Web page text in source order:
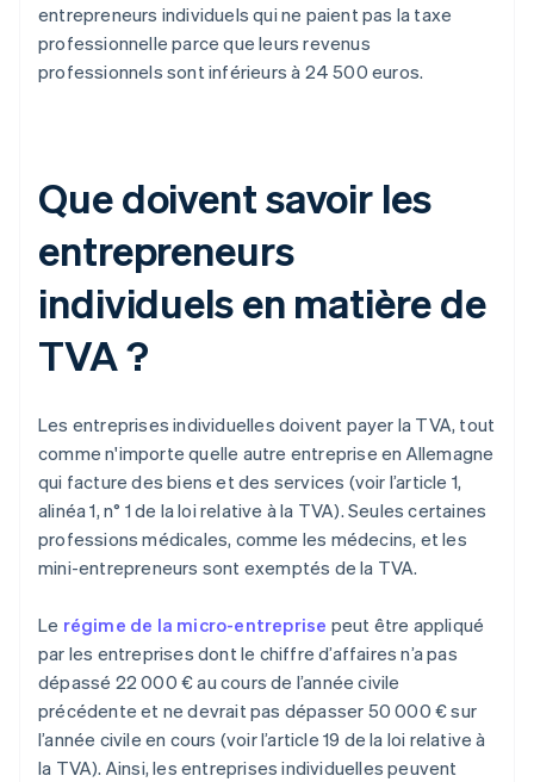
entrepreneurs individuels qui ne paient pas la taxe
professionnelle parce que leurs revenus
professionnels sont inférieurs à 24 500 euros.
Que doivent savoir les
entrepreneurs
individuels en matière de
TVA ?
Les entreprises individuelles doivent payer la TVA, tout
comme n'importe quelle autre entreprise en Allemagne
qui facture des biens et des services (voir l’article 1,
alinéa 1, n° 1 de la loi relative à la TVA). Seules certaines
professions médicales, comme les médecins, et les
mini-entrepreneurs sont exemptés de la TVA.
Le régime de la micro-entreprise peut être appliqué
par les entreprises dont le chiffre d’affaires n’a pas
dépassé 22 000 € au cours de l’année civile
précédente et ne devrait pas dépasser 50 000 € sur
l’année civile en cours (voir l’article 19 de la loi relative à
la TVA). Ainsi, les entreprises individuelles peuvent